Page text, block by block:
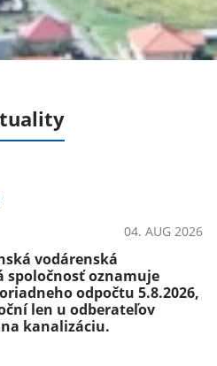
04. AUG 2026
vodárenská
spoločnosť oznamuje
odpočtu 5.8.2026,
len u odberateľov
kanalizáciu.